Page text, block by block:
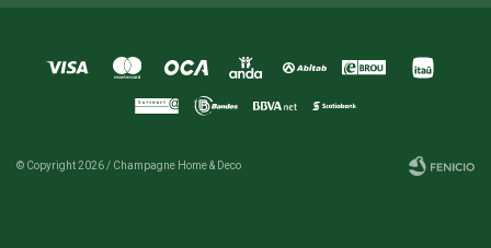
© Copyright 2026 / Champagne Home & Deco